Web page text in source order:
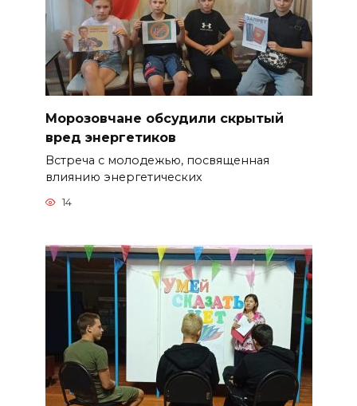
Морозовчане обсудили скрытый
вред энергетиков
Встреча с молодежью, посвященная
влиянию энергетических
14